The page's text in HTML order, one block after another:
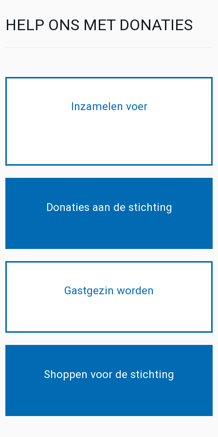
HELP ONS MET DONATIES
Inzamelen voer
Donaties aan de stichting
Gastgezin worden
Shoppen voor de stichting